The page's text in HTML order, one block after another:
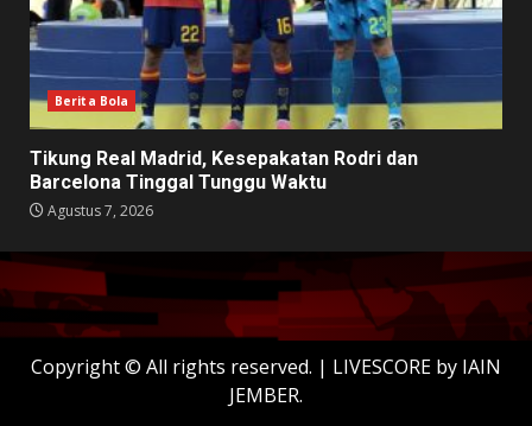
Berita Bola
Tikung Real Madrid, Kesepakatan Rodri dan
Barcelona Tinggal Tunggu Waktu
Agustus 7, 2026
Copyright © All rights reserved. | LIVESCORE by IAIN
JEMBER.